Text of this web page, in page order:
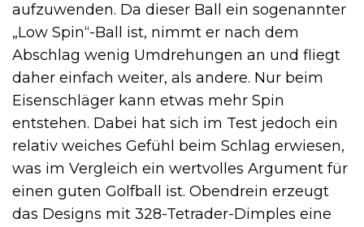
aufzuwenden. Da dieser Ball ein sogenannter
„Low Spin“-Ball ist, nimmt er nach dem
Abschlag wenig Umdrehungen an und fliegt
daher einfach weiter, als andere. Nur beim
Eisenschläger kann etwas mehr Spin
entstehen. Dabei hat sich im Test jedoch ein
relativ weiches Gefühl beim Schlag erwiesen,
was im Vergleich ein wertvolles Argument für
einen guten Golfball ist. Obendrein erzeugt
das Designs mit 328-Tetrader-Dimples eine